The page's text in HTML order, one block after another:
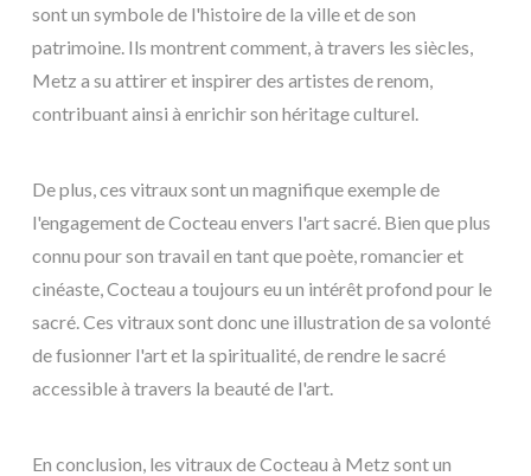
sont un symbole de l'histoire de la ville et de son
patrimoine. Ils montrent comment, à travers les siècles,
Metz a su attirer et inspirer des artistes de renom,
contribuant ainsi à enrichir son héritage culturel.
De plus, ces vitraux sont un magnifique exemple de
l'engagement de Cocteau envers l'art sacré. Bien que plus
connu pour son travail en tant que poète, romancier et
cinéaste, Cocteau a toujours eu un intérêt profond pour le
sacré. Ces vitraux sont donc une illustration de sa volonté
de fusionner l'art et la spiritualité, de rendre le sacré
accessible à travers la beauté de l'art.
En conclusion, les vitraux de Cocteau à Metz sont un